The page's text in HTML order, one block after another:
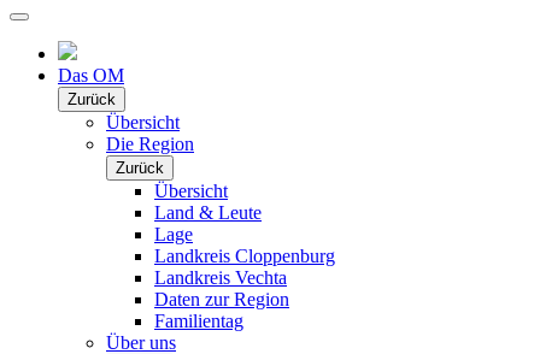
Das OM
Zurück
Übersicht
Die Region
Zurück
Übersicht
Land & Leute
Lage
Landkreis Cloppenburg
Landkreis Vechta
Daten zur Region
Familientag
Über uns